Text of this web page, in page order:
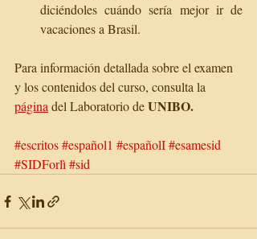
diciéndoles cuándo sería mejor ir de
vacaciones a Brasil.
Para información detallada sobre el examen
y los contenidos del curso, consulta la
página del Laboratorio de UNIBO.
#escritos#español1 #españolI#esamesid
#SIDForlì#sid